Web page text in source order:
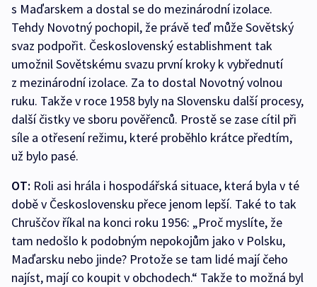
s Maďarskem a dostal se do mezinárodní izolace.
Tehdy Novotný pochopil, že právě teď může Sovětský
svaz podpořit. Československý establishment tak
umožnil Sovětskému svazu první kroky k vybřednutí
z mezinárodní izolace. Za to dostal Novotný volnou
ruku. Takže v roce 1958 byly na Slovensku další procesy,
další čistky ve sboru pověřenců. Prostě se zase cítil při
síle a otřesení režimu, které proběhlo krátce předtím,
už bylo pasé.
OT: Roli asi hrála i hospodářská situace, která byla v té
době v Československu přece jenom lepší. Také to tak
Chruščov říkal na konci roku 1956: „Proč myslíte, že
tam nedošlo k podobným nepokojům jako v Polsku,
Maďarsku nebo jinde? Protože se tam lidé mají čeho
najíst, mají co koupit v obchodech.“ Takže to možná byl